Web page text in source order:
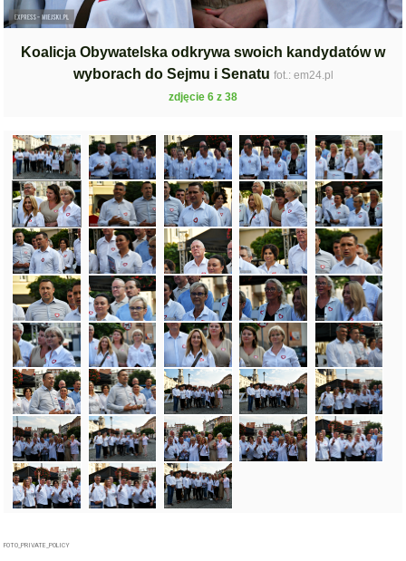
Koalicja Obywatelska odkrywa swoich kandydatów w
wyborach do Sejmu i Senatu fot.: em24.pl
zdjęcie 6 z 38
FOTO_PRIVATE_POLICY